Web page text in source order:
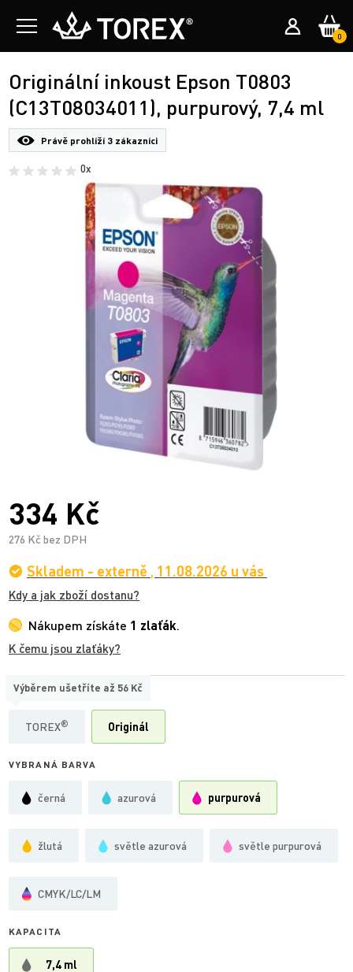
0
Originální inkoust Epson T0803
(C13T08034011), purpurový, 7,4 ml
Právě prohlíží 3 zákazníci
0x
334 Kč
276 Kč bez DPH
Skladem - externě , 11.08.2026 u vás
Kdy a jak zboží dostanu?
Nákupem získáte 1 zlaťák.
K čemu jsou zlaťáky?
TYP
TOREX®
Výběrem ušetříte až 56 Kč
Originál
VYBRANÁ BARVA
černá azurová purpurová
žlutá světle azurová světle purpurová
CMYK/LC/LM
KAPACITA
7,4 ml